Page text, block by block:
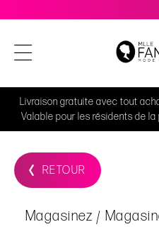
Livraison gratuite avec tout
Valable pour les résidents de
RETOUR
Magasinez